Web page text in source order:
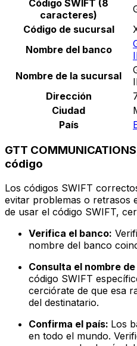
Código SWIFT (8
caracteres)
Código de sucursal
Nombre del banco
Nombre de la sucursal
Dirección
Ciudad
País
GTT
código
Los códigos SWIFT
evitar problemas o retrasos
de usar el código SWIFT,
Verifica el banco:
nombre del banco
Consulta el nombre
código SWIFT
cerciórate de que esa
del destinatario.
Confirma el país: Los
en todo el mundo.